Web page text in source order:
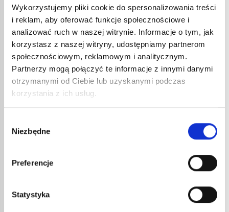
Wykorzystujemy pliki cookie do spersonalizowania treści
i reklam, aby oferować funkcje społecznościowe i
analizować ruch w naszej witrynie. Informacje o tym, jak
korzystasz z naszej witryny, udostępniamy partnerom
społecznościowym, reklamowym i analitycznym.
Partnerzy mogą połączyć te informacje z innymi danymi
otrzymanymi od Ciebie lub uzyskanymi podczas
korzystania z ich usług.
zgody
Niezbędne
Preferencje
Statystyka
REF. 35243 DO PISTOLETU
DO FOLII
nr kat.:35243
LUTOWANIA NR KAT.